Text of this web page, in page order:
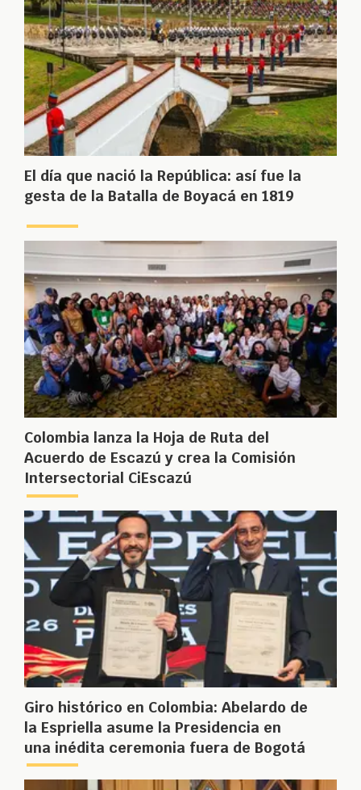
El día que nació la República: así fue la
gesta de la Batalla de Boyacá en 1819
Colombia lanza la Hoja de Ruta del
Acuerdo de Escazú y crea la Comisión
Intersectorial CiEscazú
Giro histórico en Colombia: Abelardo de
la Espriella asume la Presidencia en
una inédita ceremonia fuera de Bogotá